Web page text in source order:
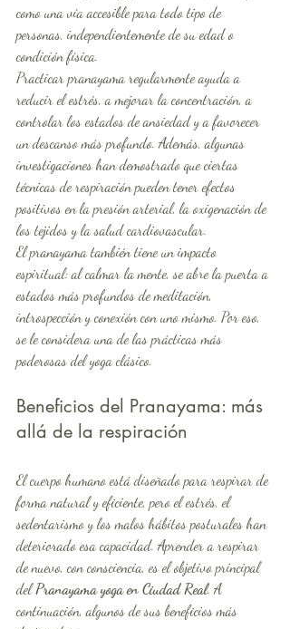
como una vía accesible para todo tipo de
personas, independientemente de su edad o
condición física.
Practicar pranayama regularmente ayuda a
reducir el estrés, a mejorar la concentración, a
controlar los estados de ansiedad y a favorecer
un descanso más profundo. Además, algunas
investigaciones han demostrado que ciertas
técnicas de respiración pueden tener efectos
positivos en la presión arterial, la oxigenación de
los tejidos y la salud cardiovascular.
El pranayama también tiene un impacto
espiritual: al calmar la mente, se abre la puerta a
estados más profundos de meditación,
introspección y conexión con uno mismo. Por eso,
se le considera una de las prácticas más
poderosas del yoga clásico.
Beneficios del Pranayama: más
allá de la respiración
El cuerpo humano está diseñado para respirar de
forma natural y eficiente, pero el estrés, el
sedentarismo y los malos hábitos posturales han
deteriorado esa capacidad. Aprender a respirar
de nuevo, con consciencia, es el objetivo principal
del Pranayama yoga en Ciudad Real. A
continuación, algunos de sus beneficios más